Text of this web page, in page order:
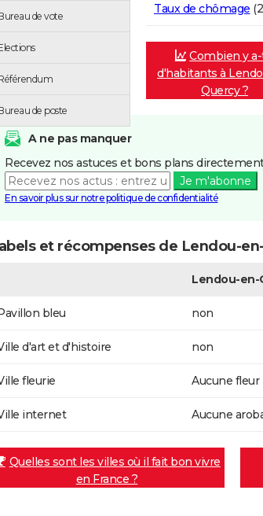
de vote
de poste
Taux de chômage
Combien y
d'habitants à
Quercy ?
A ne pas manquer
Recevez nos astuces et bons plans
Je m'abonne
En savoir plus sur notre politique de confidentialité
et récompenses de Lendou-
Lendou-en-
bleu non
d'art et d'histoire non
fleurie Aucune fleur
internet Aucune
Quelles sont les villes où il fait bon vivre
en France ?